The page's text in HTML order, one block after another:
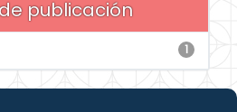
publicación
1